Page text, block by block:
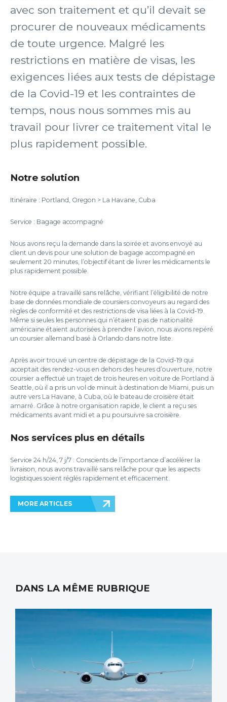
avec son traitement et qu’il devait se
procurer de nouveaux médicaments
de toute urgence. Malgré les
restrictions en matière de visas, les
exigences liées aux tests de dépistage
de la Covid-19 et les contraintes de
temps, nous nous sommes mis au
travail pour livrer ce traitement vital le
plus rapidement possible.
Notre solution
Itinéraire : Portland, Oregon > La Havane, Cuba
Service : Bagage accompagné
Nous avons reçu la demande dans la soirée et avons envoyé au
client un devis pour une solution de bagage accompagné en
seulement 20 minutes, l’objectif étant de livrer les médicaments le
plus rapidement possible.
Notre équipe a travaillé sans relâche, vérifiant l’éligibilité de notre
base de données mondiale de coursiers convoyeurs au regard des
règles de conformité et des restrictions de visa liées à la Covid-19.
Même si seules les personnes qui n’étaient pas de nationalité
américaine étaient autorisées à prendre l’avion, nous avons repéré
un coursier allemand basé à Orlando dans notre liste.
Après avoir trouvé un centre de dépistage de la Covid-19 qui
acceptait des rendez-vous en dehors des heures d’ouverture, notre
coursier a effectué un trajet de trois heures en voiture de Portland à
Seattle, où il a pris un vol de minuit à destination de Miami, puis un
autre vers La Havane, à Cuba, où le bateau de croisière était
amarré. Grâce à notre organisation rapide, le client a reçu ses
médicaments avant midi et a pu poursuivre sa croisière.
Nos services plus en détails
Service 24 h/24, 7 j/7 : Conscients de l’importance d’accélérer la
livraison, nous avons travaillé sans relâche pour que les aspects
logistiques soient réglés rapidement et efficacement.
MORE ARTICLES
DANS LA MÊME RUBRIQUE